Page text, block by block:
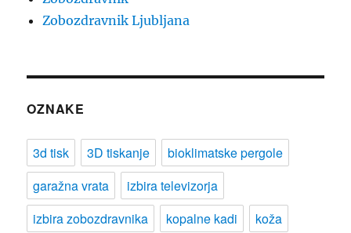
Zobozdravnik Ljubljana
OZNAKE
3d tisk 3D tiskanje
bioklimatske pergole
garažna vrata
izbira televizorja
izbira zobozdravnika
kopalne kadi
koža